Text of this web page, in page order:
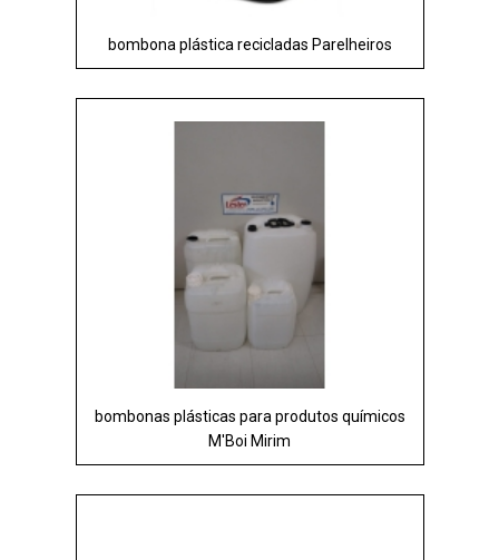
bombona plástica recicladas Parelheiros
bombonas plásticas para produtos químicos
M'Boi Mirim